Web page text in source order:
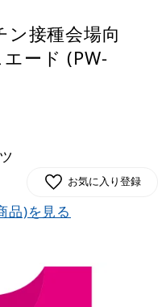
接種会場向
ード (PW-
お気に入り登録
品)を見る